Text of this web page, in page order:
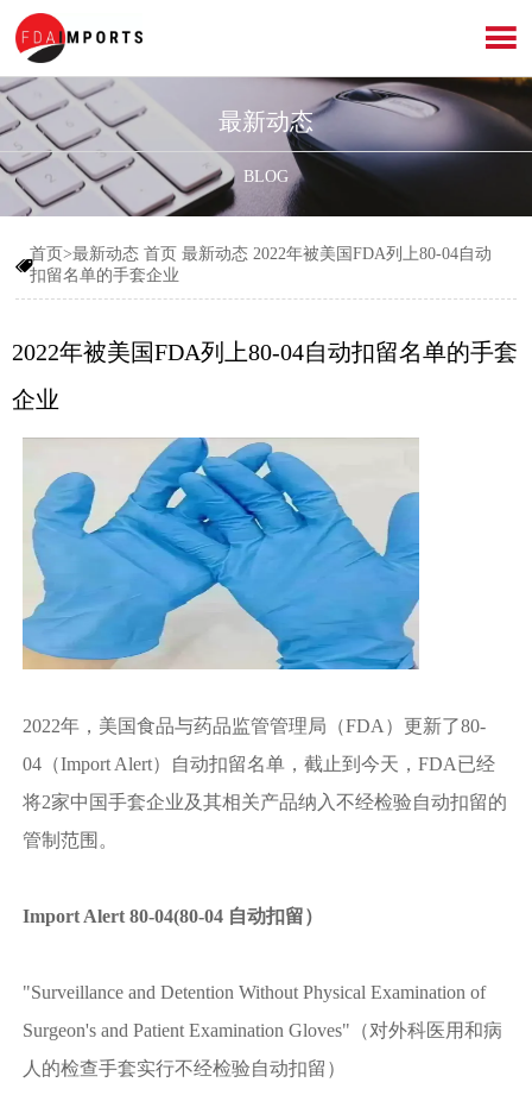

最新动态
BLOG

首页>最新动态首页 最新动态 2022年被美国FDA列上80-04自动
扣留名单的手套企业
2022年被美国FDA列上80-04自动扣留名单的手套
企业
2022年，美国食品与药品监管管理局（FDA）更新了80-
04（Import Alert）自动扣留名单，截止到今天，FDA已经
将2家中国手套企业及其相关产品纳入不经检验自动扣留的
管制范围。
Import Alert 80-04(80-04 自动扣留）
"Surveillance and Detention Without Physical Examination of
Surgeon's and Patient Examination Gloves"（对外科医用和病
人的检查手套实行不经检验自动扣留）